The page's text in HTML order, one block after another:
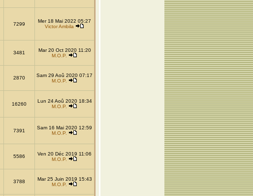
7299
Mer 18 Mai 2022 05:27
Victor Ambila
3481
Mar 20 Oct 2020 11:20
M.O.P.
2870
Sam 29 Aoû 2020 07:17
M.O.P.
16260
Lun 24 Aoû 2020 18:34
M.O.P.
7391
Sam 16 Mai 2020 12:59
M.O.P.
5586
Ven 20 Déc 2019 11:06
M.O.P.
3788
Mar 25 Juin 2019 15:43
M.O.P.